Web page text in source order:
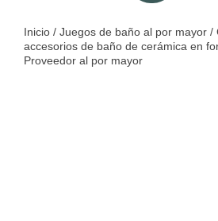
Inicio / Juegos de baño al por mayor /
accesorios de baño de cerámica en
Proveedor al por mayor